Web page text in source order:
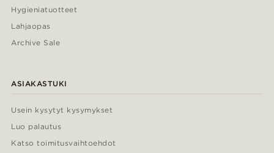
Hygieniatuotteet
Lahjaopas
Archive Sale
ASIAKASTUKI
Usein kysytyt kysymykset
Luo palautus
Katso toimitusvaihtoehdot